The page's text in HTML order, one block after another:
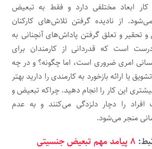
ابعاد مختلفی دارد و فقط به تبعیض
از نادیده گرفتن تلاش‌های کارکنان
و تحقیر و تعلق گرفتن پاداش‌های آنچنانی به
است که قدردانی از کارمندان برای
امری ضروری است، اما چگونه؟ و در چه
یا ارائه بازخورد به کارمندی را دارید بهتر
این کار را انجام دهید‌. چراکه تبعیض و
افراد را دچار دلزدگی می‌کنند و به عدم
منجر می‌شود.
۸ پیامد مهم تبعیض جنسیتی